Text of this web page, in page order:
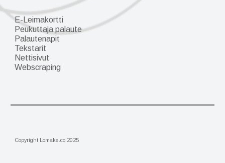
E-Leimakortti
Peukuttaja palaute
Palautenapit
Tekstarit
Nettisivut
Webscraping
Copyright Lomake.co 2025